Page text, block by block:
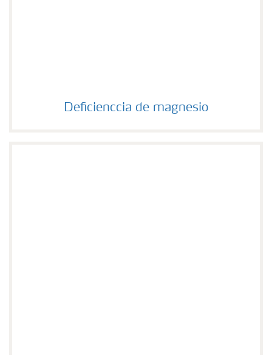
Deficienccia de magnesio
Deficienccia de magnesio